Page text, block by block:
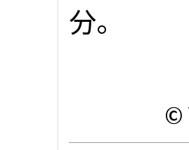
分。
©